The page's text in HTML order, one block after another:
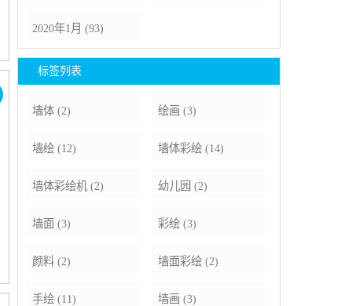
2020年1月 (93)
标签列表
墙体 (2) 绘画 (3)
墙绘 (12) 墙体彩绘(14)
墙体彩绘机 (2) 幼儿园 (2)
墙面 (3) 彩绘(3)
颜料 (2) 墙面彩绘(2)
手绘 (11) 墙画 (3)